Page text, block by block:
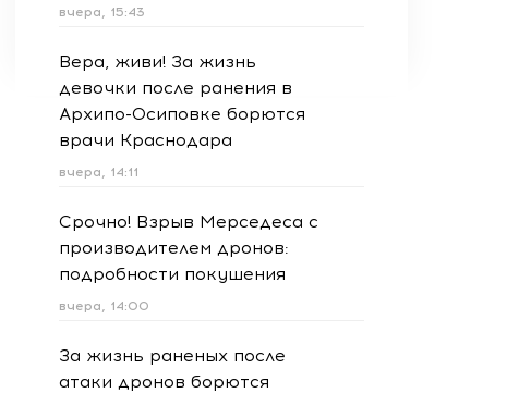
вчера, 15:43
Вера, живи! За жизнь
девочки после ранения в
Архипо-Осиповке борются
врачи Краснодара
вчера, 14:11
Срочно! Взрыв Мерседеса с
производителем дронов:
подробности покушения
вчера, 14:00
За жизнь раненых после
атаки дронов борются